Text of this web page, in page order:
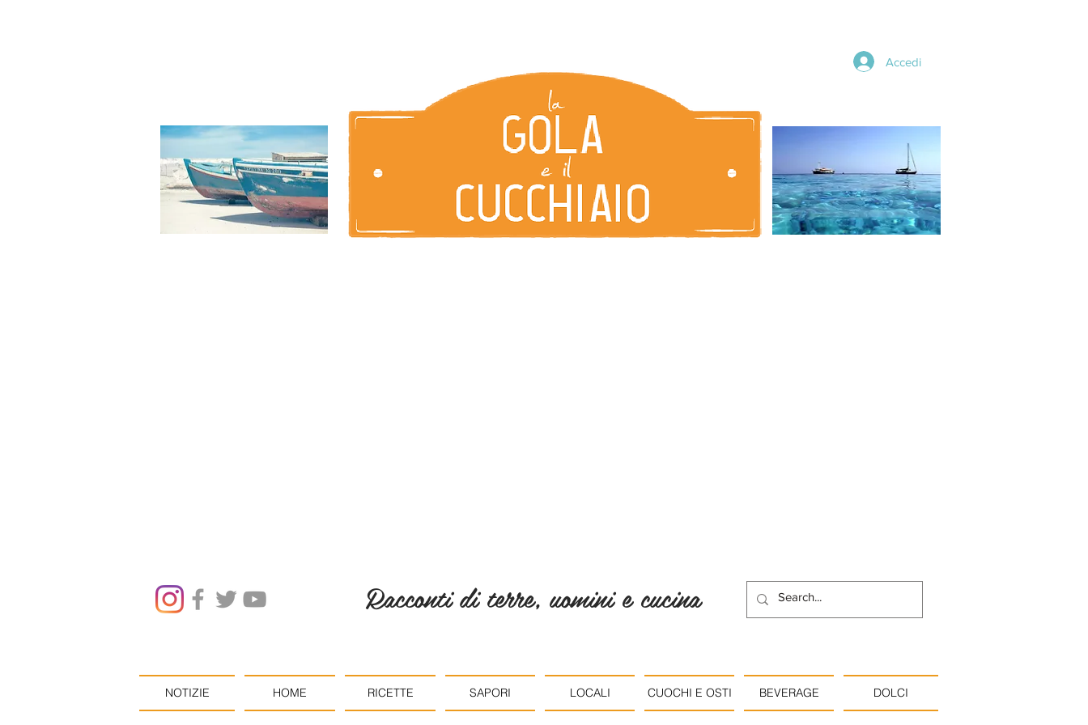
Accedi
Racconti di terre, uomini e cucina
NOTIZIE HOME RICETTE SAPORI LOCALI CUOCHI E OSTI BEVERAGE DOLCI